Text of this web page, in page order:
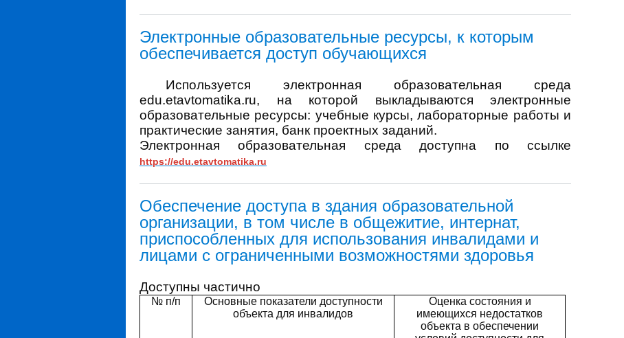
Электронные образовательные ресурсы, к которым
обеспечивается доступ обучающихся
Используется электронная образовательная среда
edu.etavtomatika.ru, на которой выкладываются электронные
образовательные ресурсы: учебные курсы, лабораторные работы и
практические занятия, банк проектных заданий.
Электронная образовательная среда доступна по ссылке
https://edu.etavtomatika.ru
Обеспечение доступа в здания образовательной
организации, в том числе в общежитие, интернат,
приспособленных для использования инвалидами и
лицами с ограниченными возможностями здоровья
Доступны частично
№ п/п
Основные показатели доступности
объекта для инвалидов
Оценка состояния и
имеющихся недостатков
объекта в обеспечении